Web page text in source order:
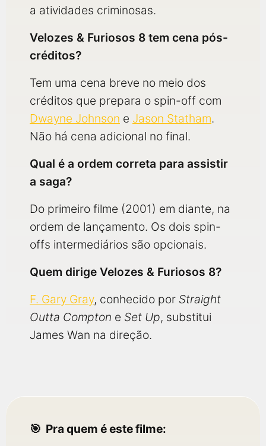
a atividades criminosas.
Velozes & Furiosos 8 tem cena pós-
créditos?
Tem uma cena breve no meio dos
créditos que prepara o spin-off com
Dwayne Johnson e Jason Statham.
Não há cena adicional no final.
Qual é a ordem correta para assistir
a saga?
Do primeiro filme (2001) em diante, na
ordem de lançamento. Os dois spin-
offs intermediários são opcionais.
Quem dirige Velozes & Furiosos 8?
F. Gary Gray, conhecido por Straight
Outta Compton e Set Up, substitui
James Wan na direção.
Pra quem é este filme: